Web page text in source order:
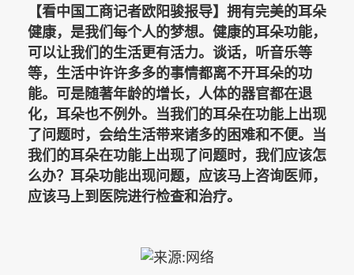
【看中国工商记者欧阳骏报导】拥有完美的耳朵
健康，是我们每个人的梦想。健康的耳朵功能，
可以让我们的生活更有活力。谈话，听音乐等
等，生活中许许多多的事情都离不开耳朵的功
能。可是随著年龄的增长，人体的器官都在退
化，耳朵也不例外。当我们的耳朵在功能上出现
了问题时，会给生活带来诸多的困难和不便。当
我们的耳朵在功能上出现了问题时，我们应该怎
么办？耳朵功能出现问题，应该马上咨询医师，
应该马上到医院进行检查和治疗。